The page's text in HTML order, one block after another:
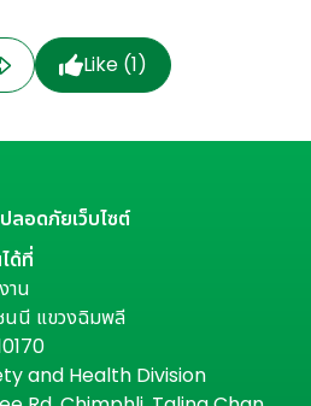
Like (1)
ลอดภัยเว็บไซต์
ด้ที่
าน
นนี แขวงฉิมพลี
and Health Division